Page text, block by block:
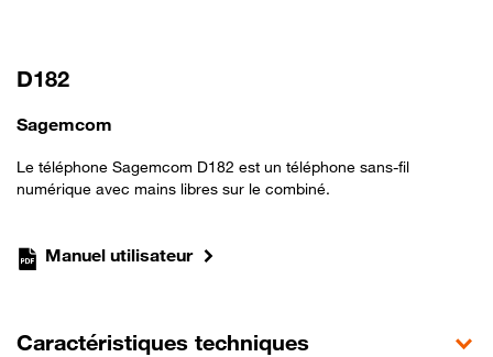
D182
Sagemcom
Le téléphone Sagemcom D182 est un téléphone sans-fil
numérique avec mains libres sur le combiné.
Manuel utilisateur
Caractéristiques techniques